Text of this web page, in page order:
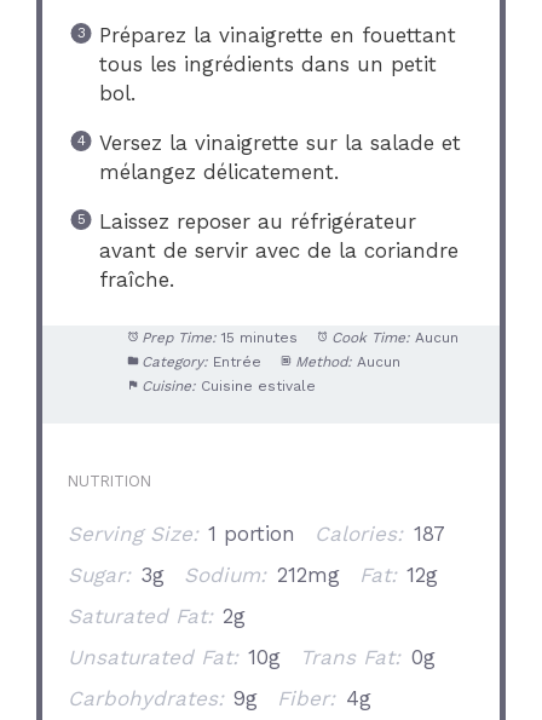
Préparez la vinaigrette en fouettant
tous les ingrédients dans un petit
bol.
Versez la vinaigrette sur la salade et
mélangez délicatement.
Laissez reposer au réfrigérateur
avant de servir avec de la coriandre
fraîche.
Prep Time: 15 minutes Cook Time: Aucun
Category: Entrée Method: Aucun
Cuisine: Cuisine estivale
NUTRITION
Serving Size: 1 portion Calories: 187
Sugar: 3g Sodium: 212mg Fat: 12g
Saturated Fat: 2g
Unsaturated Fat: 10g Trans Fat: 0g
Carbohydrates: 9g Fiber: 4g